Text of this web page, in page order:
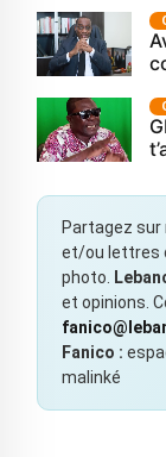
Partagez
et/ou lettres
photo.
et opinions.
Fanico :
malinké